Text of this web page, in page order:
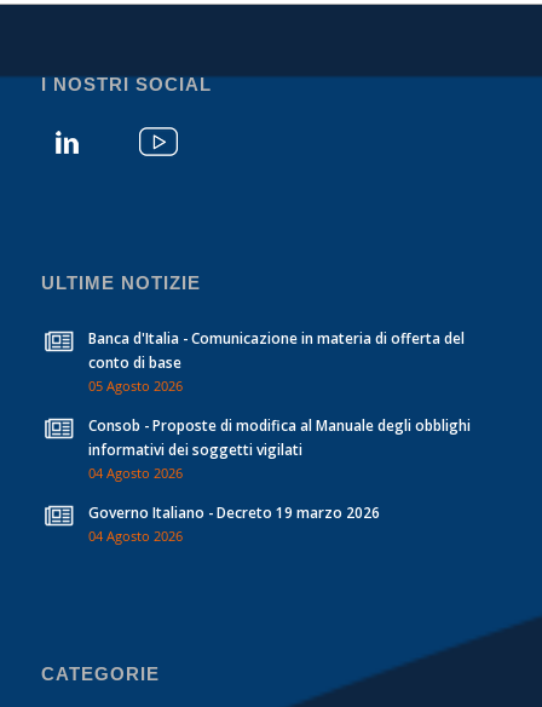
I NOSTRI SOCIAL
ULTIME NOTIZIE
Banca d'Italia - Comunicazione in materia di offerta del
conto di base
05 Agosto 2026
Consob - Proposte di modifica al Manuale degli obblighi
informativi dei soggetti vigilati
04 Agosto 2026
Governo Italiano - Decreto 19 marzo 2026
04 Agosto 2026
CATEGORIE